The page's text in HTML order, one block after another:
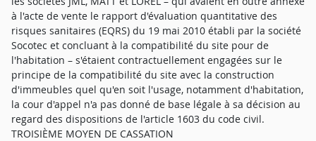
à l'acte de vente le rapport d'évaluation quantitative des
risques sanitaires (EQRS) du 19 mai 2010 établi par la société
Socotec et concluant à la compatibilité du site pour de
l'habitation – s'étaient contractuellement engagées sur le
principe de la compatibilité du site avec la construction
d'immeubles quel qu'en soit l'usage, notamment d'habitation,
la cour d'appel n'a pas donné de base légale à sa décision au
regard des dispositions de l'article 1603 du code civil.
TROISIÈME MOYEN DE CASSATION